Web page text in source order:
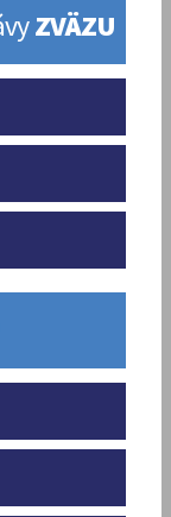
ZVÄZU